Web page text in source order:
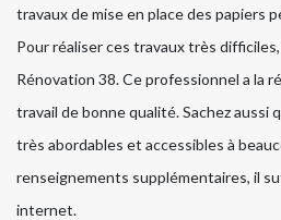
travaux de mise en place des papiers
Pour réaliser ces travaux très
Rénovation 38. Ce professionnel a la
travail de bonne qualité. Sachez aussi
très abordables et accessibles à
renseignements supplémentaires, il
internet.